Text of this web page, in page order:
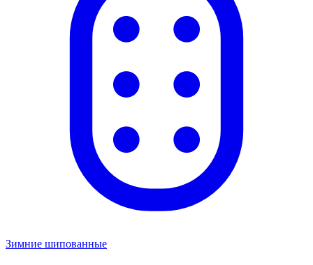
Зимние шипованные